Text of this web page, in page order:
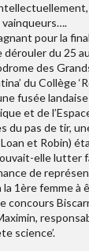
pour la
du 25
des
du Collège
fusée
et de
du pas de tir,
et Robin)
elle lutter
de
la 1ère femme à
concours
science’.